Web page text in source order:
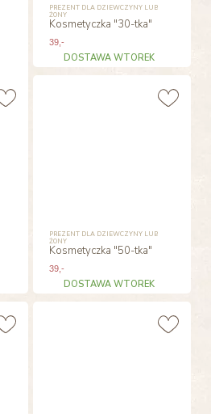
PREZENT DLA DZIEWCZYNY LUB
ŻONY
Kosmetyczka "30-tka"
39 ,-
DOSTAWA WTOREK
PREZENT DLA DZIEWCZYNY LUB
ŻONY
Kosmetyczka "50-tka"
39 ,-
DOSTAWA WTOREK